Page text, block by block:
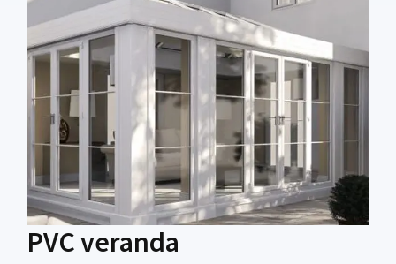
PVC veranda